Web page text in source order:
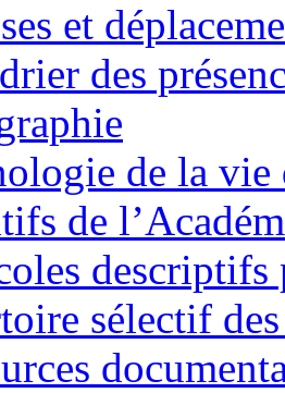
et
des
de la vie
de
descriptifs
sélectif